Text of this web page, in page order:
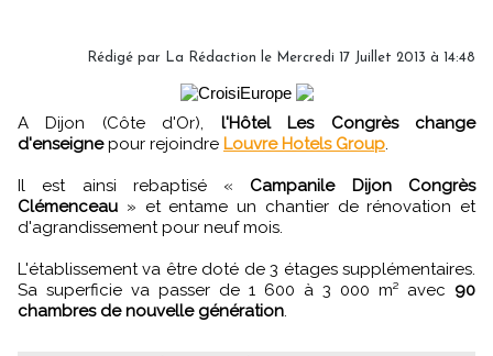
Rédigé par La Rédaction le Mercredi 17 Juillet 2013 à 14:48
A Dijon (Côte d'Or), l'Hôtel Les Congrès change
d'enseignepour rejoindre Louvre Hotels Group
Il est ainsi rebaptisé « Campanile Dijon Congrès
Clémenceau » et entame un chantier de rénovation et
d'agrandissement pour neuf mois.
L'établissement va être doté de 3 étages supplémentaires.
Sa superficie va passer de 1 600 à 3 000 m² avec 90
chambres de nouvelle génération